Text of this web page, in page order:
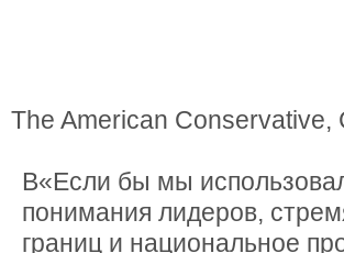
The American
В«Если бы мы
понимания лидеров,
границ и национальное